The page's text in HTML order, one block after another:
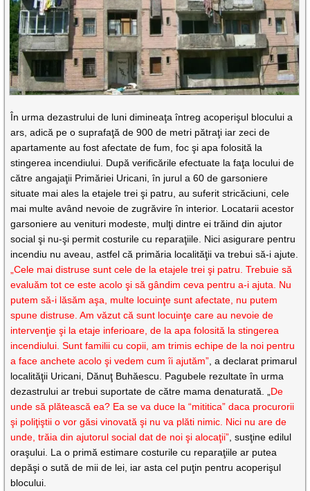
În urma dezastrului de luni dimineaţa întreg acoperişul blocului a
ars, adică pe o suprafaţă de 900 de metri pătraţi iar zeci de
apartamente au fost afectate de fum, foc şi apa folosită la
stingerea incendiului. După verificările efectuate la faţa locului de
către angajaţii Primăriei Uricani, în jurul a 60 de garsoniere
situate mai ales la etajele trei şi patru, au suferit stricăciuni, cele
mai multe având nevoie de zugrăvire în interior. Locatarii acestor
garsoniere au venituri modeste, mulţi dintre ei trăind din ajutor
social şi nu-şi permit costurile cu reparaţiile. Nici asigurare pentru
incendiu nu aveau, astfel că primăria localităţii va trebui să-i ajute.
„Cele mai distruse sunt cele de la etajele trei şi patru. Trebuie să
evaluăm tot ce este acolo şi să gândim ceva pentru a-i ajuta. Nu
putem să-i lăsăm aşa, multe locuinţe sunt afectate, nu putem
spune distruse. Am văzut că sunt locuinţe care au nevoie de
intervenţie şi la etaje inferioare, de la apa folosită la stingerea
incendiului. Sunt familii cu copii, am trimis echipe de la noi pentru
a face anchete acolo şi vedem cum îi ajutăm” , a declarat primarul
localităţii Uricani, Dănuţ Buhăescu. Pagubele rezultate în urma
dezastrului ar trebui suportate de către mama denaturată. „ De
unde să plătească ea? Ea se va duce la “mititica” daca procurorii
şi poliţiştii o vor găsi vinovată şi nu va plăti nimic. Nici nu are de
unde, trăia din ajutorul social dat de noi şi alocaţii” , susţine edilul
oraşului. La o primă estimare costurile cu reparaţiile ar putea
depăşi o sută de mii de lei, iar asta cel puţin pentru acoperişul
blocului.